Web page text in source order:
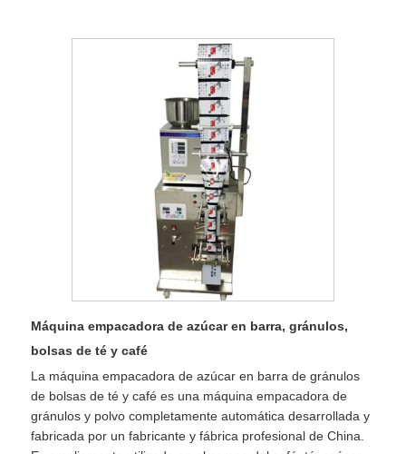
Máquina empacadora de azúcar en barra, gránulos,
bolsas de té y café
La máquina empacadora de azúcar en barra de gránulos
de bolsas de té y café es una máquina empacadora de
gránulos y polvo completamente automática desarrollada y
fabricada por un fabricante y fábrica profesional de China.